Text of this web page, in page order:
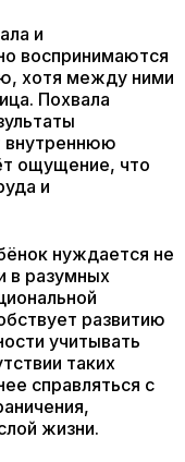
и
воспринимаются
хотя между ними
Похвала
внутреннюю
ощущение, что
и
нуждается не
в разумных
развитию
учитывать
таких
справляться с
жизни.